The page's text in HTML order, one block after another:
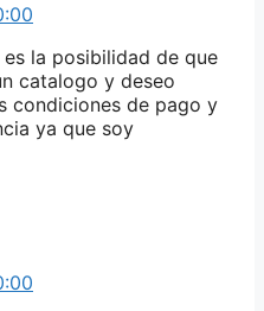
es la posibilidad de que
catalogo y deseo
condiciones de pago y
ya que soy